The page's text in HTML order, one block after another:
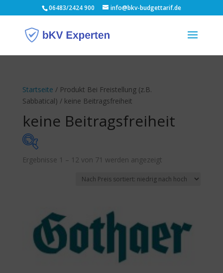
06483/2424 900 info@bkv-budgettarif.de
Startseite / Produkt Bei Freistellung (z.B.
Sabbatical) / keine Beitragsfreiheit
keine Beitragsfreiheit
37
Budgethöhe p.a.
Ergebnisse 1 – 12 von 71 werden angezeigtNach
sortiert: